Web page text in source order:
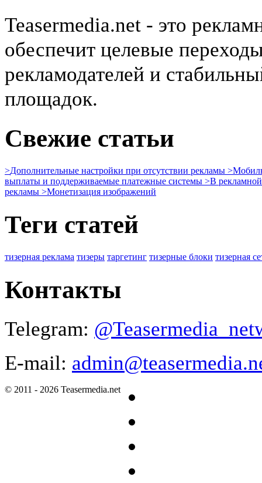
Teasermedia.net - это
обеспечит целевые
рекламодателей и
площадок.
Свежие статьи
>Дополнительные настройки при отсутствии рекламы >
выплаты и поддерживаемые платежные системы >В
рекламы >Монетизация изображений
Теги статей
тизерная реклама тизеры таргетинг тизерные блоки тизерная
Контакты
Telegram:
E-mail:
© 2011 - 2026 Teasermedia.net